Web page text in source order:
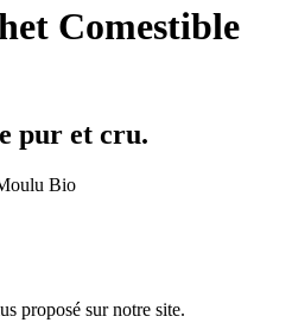
Comestible
pur et cru.
Bio
proposé sur notre site.